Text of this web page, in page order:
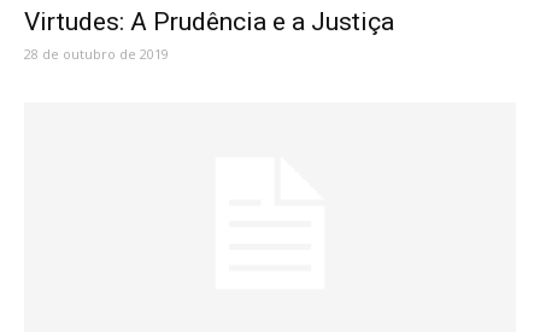
Virtudes: A Prudência e a Justiça
28 de outubro de 2019